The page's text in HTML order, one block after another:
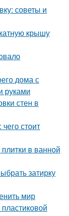
советы и
крышу
дома с
руками
стен в
стоит
в ванной
затирку
мир